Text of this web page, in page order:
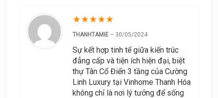
★★★★★
THANHTAMIE – 30/05/2024
Sự kết hợp tinh tế giữa kiến trúc
đẳng cấp và tiện ích hiện đại, biệt
thự Tân Cổ Điển 3 tầng của Cường
Linh Luxury tại Vinhome Thanh Hóa
không chỉ là nơi lý tưởng để sống